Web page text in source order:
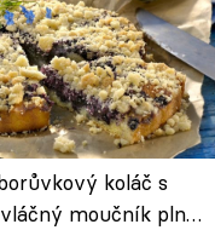
koláč s
moučník plný